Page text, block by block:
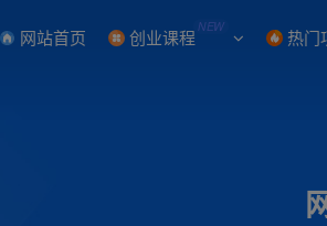
网站首页 创业课程 NEW 热门